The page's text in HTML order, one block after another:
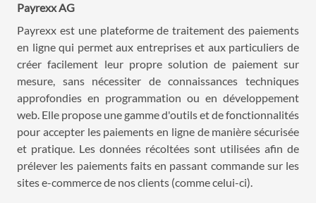
Payrexx AG
Payrexx est une plateforme de traitement des paiements
en ligne qui permet aux entreprises et aux particuliers de
créer facilement leur propre solution de paiement sur
mesure, sans nécessiter de connaissances techniques
approfondies en programmation ou en développement
web. Elle propose une gamme d'outils et de fonctionnalités
pour accepter les paiements en ligne de manière sécurisée
et pratique. Les données récoltées sont utilisées afin de
prélever les paiements faits en passant commande sur les
sites e-commerce de nos clients (comme celui-ci).